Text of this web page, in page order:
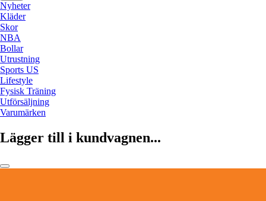
Nyheter
Kläder
Skor
NBA
Bollar
Utrustning
Sports US
Lifestyle
Fysisk Träning
Utförsäljning
Varumärken
Lägger till i kundvagnen...